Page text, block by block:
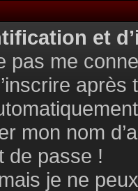
et
pas me
après
mon nom
de passe !
je ne